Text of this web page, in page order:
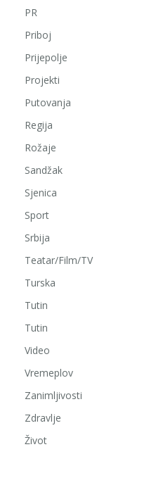
PR
Priboj
Prijepolje
Projekti
Putovanja
Regija
Rožaje
Sandžak
Sjenica
Sport
Srbija
Teatar/Film/TV
Turska
Tutin
Tutin
Video
Vremeplov
Zanimljivosti
Zdravlje
Život